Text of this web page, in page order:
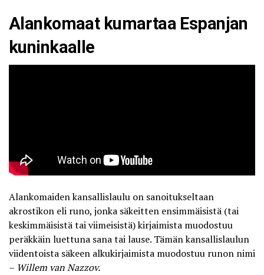
Alankomaat kumartaa Espanjan
kuninkaalle
Alankomaiden kansallislaulu on sanoitukseltaan
akrostikon eli runo, jonka säkeitten ensimmäisistä (tai
keskimmäisistä tai viimeisistä) kirjaimista muodostuu
peräkkäin luettuna sana tai lause. Tämän kansallislaulun
viidentoista säkeen alkukirjaimista muodostuu runon nimi
– Willem van Nazzov.